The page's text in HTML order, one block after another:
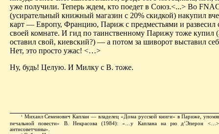
уже получили. Теперь ждем, кто поедет в Союз.<...> Во
(усирательный книжный магазин с 20% скидкой) накупил
карт — Европу, Францию, Париж с предместьями и развесил
своей комнате. И гид по таинственному Парижу тоже купил
оставил свой, киевский?) — а потом за шиворот выставил
Нет, это просто ужас! <…>
Ну, будь! Целую. И Милку с В. тоже.
1
Михаил Семенович Каплан — владелец «Дома русской книги» в Париже,
печальной повести» В. Некрасова (1984): «…у Каплана на рю д‘Эперон <…>
антисоветчины».